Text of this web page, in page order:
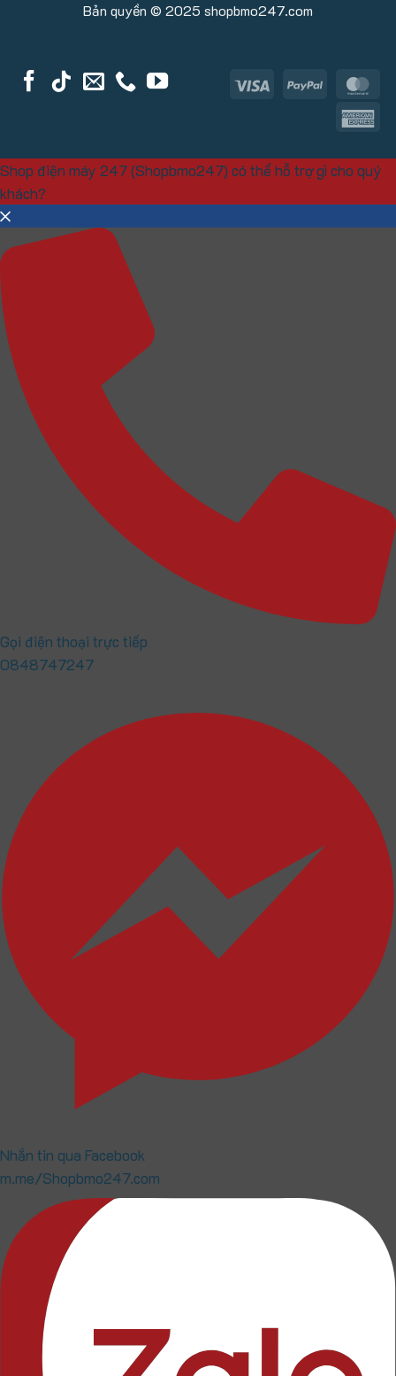
Bản quyền © 2025 shopbmo247.com
Visa PayPal
Shop điện máy 247 (Shopbmo247) có thể hỗ trợ gì cho quý
khách?
Gọi điện thoại trực tiếp
0848747247
Nhắn tin qua Facebook
m.me/Shopbmo247.com